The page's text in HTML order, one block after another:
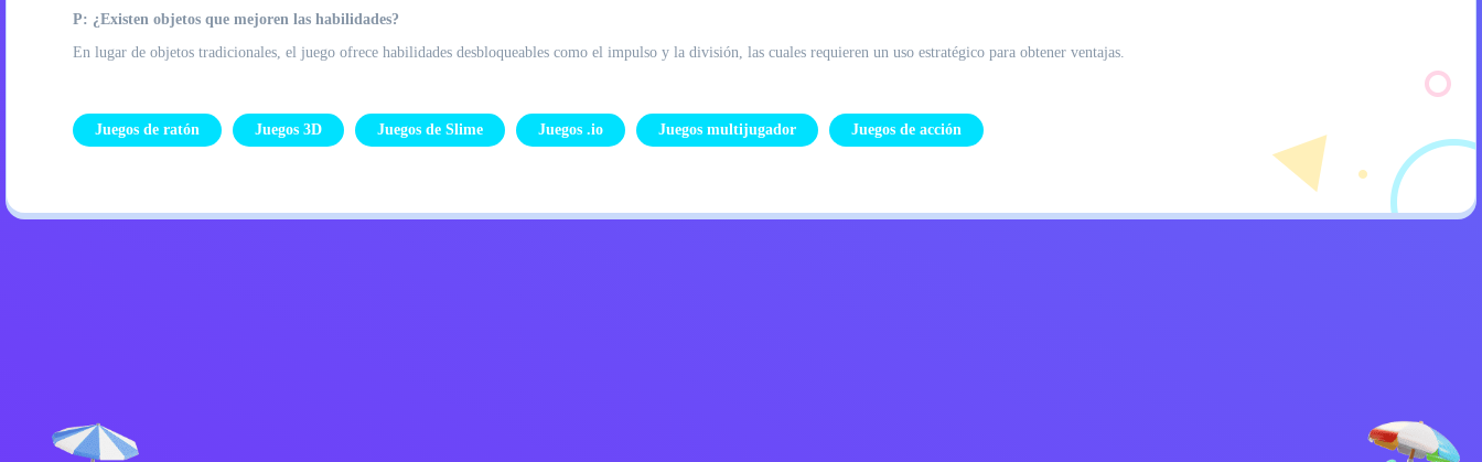
P: ¿Existen objetos que mejoren las habilidades?
En lugar de objetos tradicionales, el juego ofrece habilidades desbloqueables como el impulso y la división, las cuales requieren un uso estratégico para obtener ventajas.
Juegos de ratón Juegos 3D Juegos de Slime Juegos .io Juegos multijugador Juegos de acción